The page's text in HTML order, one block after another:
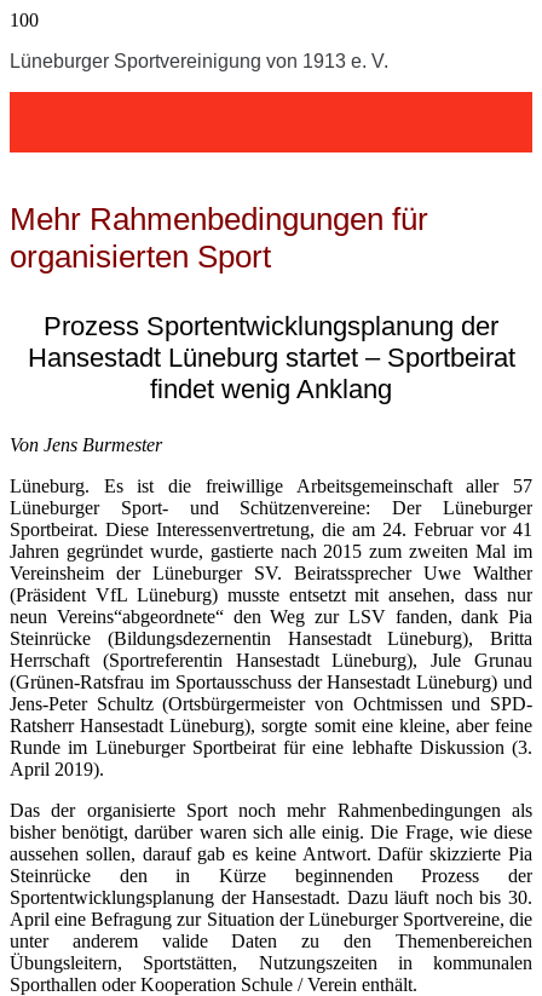
Lüneburger Sportvereinigung von 1913 e. V.
Mehr Rahmenbedingungen für
organisierten Sport
Prozess Sportentwicklungsplanung der
Hansestadt Lüneburg startet – Sportbeirat
findet wenig Anklang
Von Jens Burmester
Lüneburg. Es ist die freiwillige Arbeitsgemeinschaft aller 57
Lüneburger Sport- und Schützenvereine: Der Lüneburger
Sportbeirat. Diese Interessenvertretung, die am 24. Februar vor 41
Jahren gegründet wurde, gastierte nach 2015 zum zweiten Mal im
Vereinsheim der Lüneburger SV. Beiratssprecher Uwe Walther
(Präsident VfL Lüneburg) musste entsetzt mit ansehen, dass nur
neun Vereins“abgeordnete“ den Weg zur LSV fanden, dank Pia
Steinrücke (Bildungsdezernentin Hansestadt Lüneburg), Britta
Herrschaft (Sportreferentin Hansestadt Lüneburg), Jule Grunau
(Grünen-Ratsfrau im Sportausschuss der Hansestadt Lüneburg) und
Jens-Peter Schultz (Ortsbürgermeister von Ochtmissen und SPD-
Ratsherr Hansestadt Lüneburg), sorgte somit eine kleine, aber feine
Runde im Lüneburger Sportbeirat für eine lebhafte Diskussion (3.
April 2019).
Das der organisierte Sport noch mehr Rahmenbedingungen als
bisher benötigt, darüber waren sich alle einig. Die Frage, wie diese
aussehen sollen, darauf gab es keine Antwort. Dafür skizzierte Pia
Steinrücke den in Kürze beginnenden Prozess der
Sportentwicklungsplanung der Hansestadt. Dazu läuft noch bis 30.
April eine Befragung zur Situation der Lüneburger Sportvereine, die
unter anderem valide Daten zu den Themenbereichen
Übungsleitern, Sportstätten, Nutzungszeiten in kommunalen
Sporthallen oder Kooperation Schule / Verein enthält.